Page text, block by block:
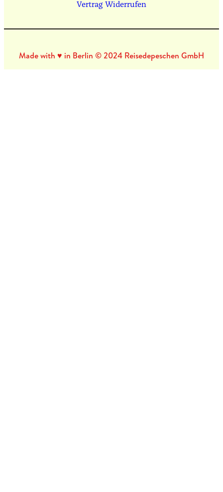
Vertrag Widerrufen
Made with ♥ in Berlin © 2024 Reisedepeschen GmbH